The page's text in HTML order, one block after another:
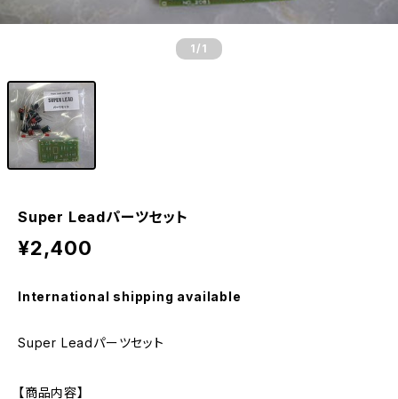
1 /1
Super Leadパーツセット
¥2,400
International shipping available
Super Leadパーツセット
【商品内容】